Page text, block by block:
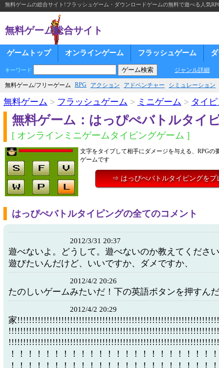
無料ゲームの総合サイト!フラッシュゲーム・ダウンロードゲームの無料で遊べる人気
無料ゲーム総合サイト
ゲームトップ オンラインゲーム フラッシュゲーム
キーワード ジャンル詳細
無料ゲーム/フリーゲーム RPG アクション アドベンチャー シミュレーション
無料ゲーム > フラッシュゲーム > ミニゲーム > タイ
無料ゲーム：はっぴぺバトルタイ
[ オンラインミニゲームタイピングゲーム ]
文字をタイプして相手にダメージを与える、RPGの
ゲームです
⇒ はっぴぺバトルタイピングをプ
はっぴぺバトルタイピングの全てのコメント
2012/3/31 20:37
遊べないよ。どうして。遊べないのか教えてください
遊びたいんだけど、いいですか、ダメですか、
2012/4/2 20:26
たのしいゲームみたいだ！下の英語ボタンを押すん
2012/4/2 20:29
家
！！！！！！！！！！！！！！！！！！！！！！！
！！！！！！！！！！！！！！！！！！！！！！！